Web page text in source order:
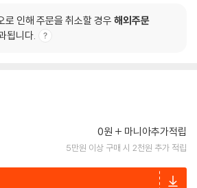
인해 주문을 취소할 경우 해외주문
됩니다.
0원 마니아추가적립
5만원 이상 구매 시 2천원 추가 적립